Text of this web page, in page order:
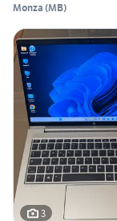
Monza (MB)
3